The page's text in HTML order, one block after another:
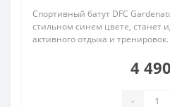
Спортивный батут DFC
стильном синем цвете, станет
активного отдыха и тренировок.
4
-